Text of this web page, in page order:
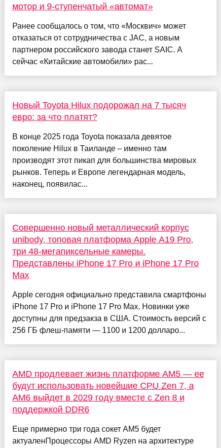
мотор и 9-ступенчатый «автомат»
Ранее сообщалось о том, что «Москвич» может
отказаться от сотрудничества c JAC, а новым
партнером российского завода станет SAIC. А
сейчас «Китайские автомобили» рас...
Новый Toyota Hilux подорожал на 7 тысяч
евро: за что платят?
В конце 2025 года Toyota показала девятое
поколение Hilux в Таиланде – именно там
производят этот пикап для большинства мировых
рынков. Теперь и Европе легендарная модель,
наконец, появилас...
Совершенно новый металлический корпус
unibody, топовая платформа Apple A19 Pro,
три 48-мегапиксельные камеры.
Представлены iPhone 17 Pro и iPhone 17 Pro
Max
Apple сегодня официально представила смартфоны
iPhone 17 Pro и iPhone 17 Pro Max. Новинки уже
доступны для предзакза в США. Стоимость версий с
256 ГБ флеш-памяти — 1100 и 1200 долларо...
AMD продлевает жизнь платформе AM5 — ее
будут использовать новейшие CPU Zen 7, а
AM6 выйдет в 2029 году вместе с Zen 8 и
поддержкой DDR6
Еще примерно три года сокет AM5 будет
актуаленПроцессоры AMD Ryzen на архитектуре